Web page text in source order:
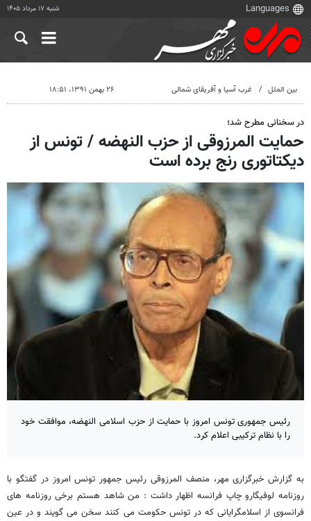
شنبه ۱۷ مرداد ۱۴۰۵
بین الملل غرب آسیا و آفریقای شمالی ۲۶ بهمن ۱۳۹۱، ۱۸:۵۱
در سخنانی مطرح شد؛
حمایت المرزوقی از حزب النهضه / تونس از
دیکتاتوری رنج برده است
رئیس جمهوری تونس امروز با حمایت از حزب اسلامی النهضه، موافقت خود
را با نظام ترکیبی اعلام کرد.
به گزارش خبرگزاری مهر، منصف المرزوقی رئیس جمهور تونس امروز در گفتگو با
روزنامه لوفیگارو چاپ فرانسه اظهار داشت : من شاهد هستم برخی روزنامه های
فرانسوی از اسلامگرایانی که در تونس حکومت می کنند سخن می گویند و در عین